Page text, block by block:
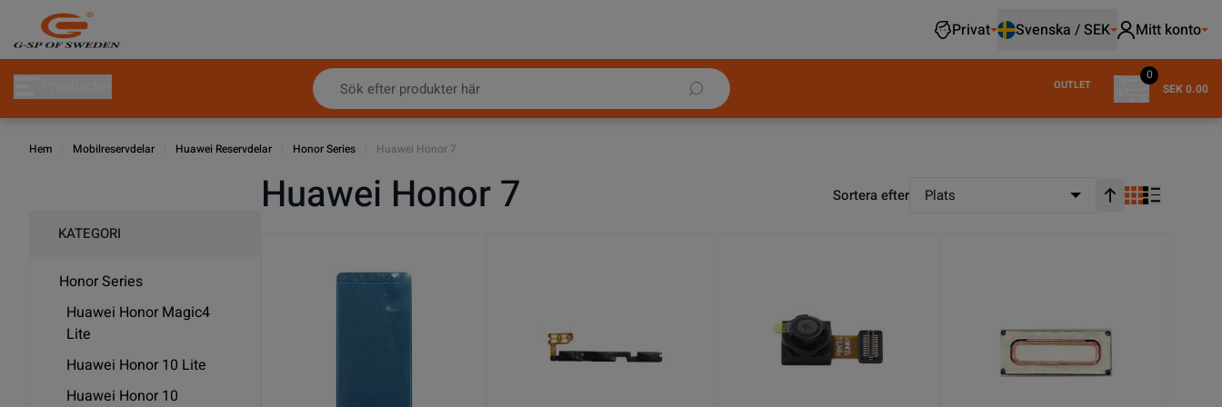
Hoppa till innehållet
Privat
Svenska / SEK Mitt konto
OUTLET
0
SEK 0.00
Hem Mobilreservdelar Huawei Reservdelar Honor Series Huawei Honor 7
KATEGORI
Honor Series
Huawei Honor Magic4
Lite
Huawei Honor 10 Lite
Huawei Honor 10
Huawei Honor 7 Sortera efter Plats Stigande ordning